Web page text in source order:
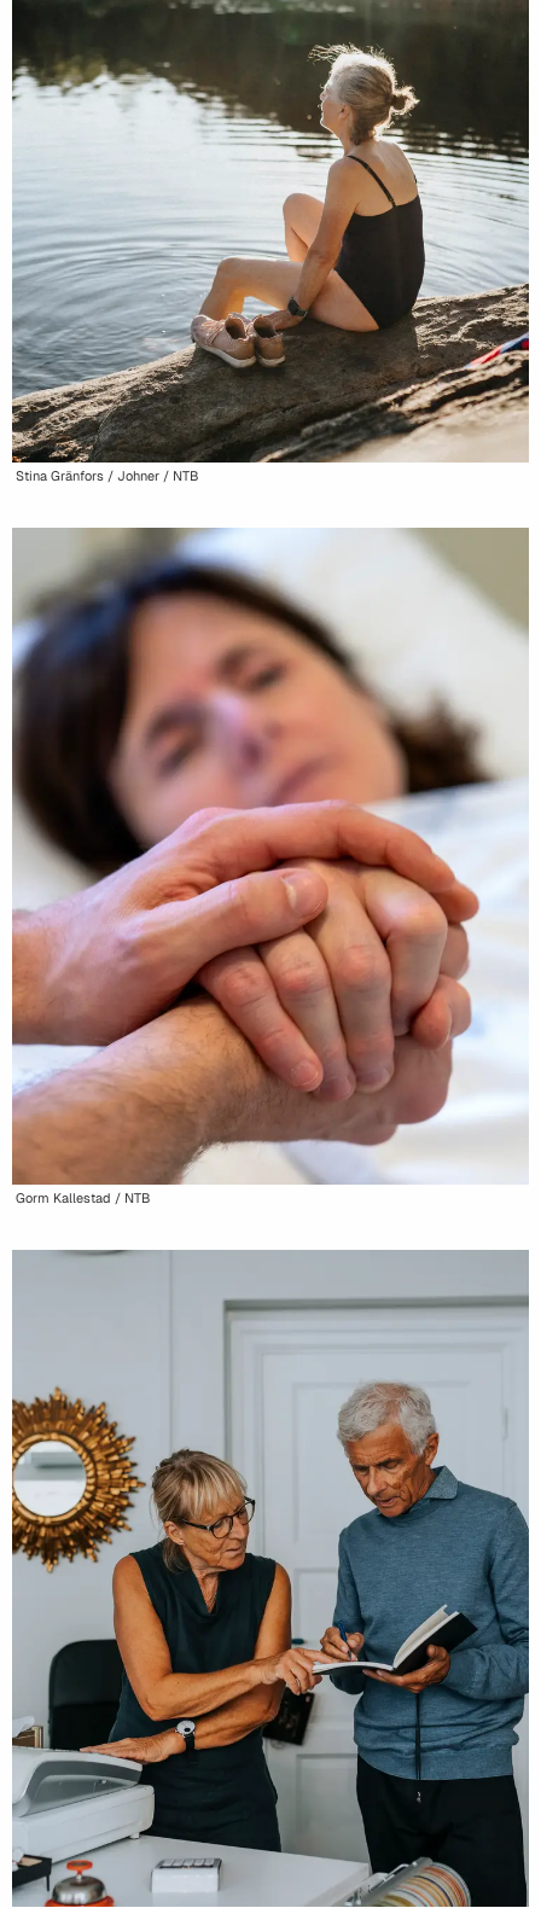
Stina Gränfors / Johner / NTB
Gorm Kallestad / NTB